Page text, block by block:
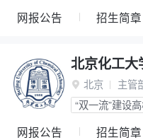
网报公告 招生简章
北京化工大
 北京 主管
“双一流”建设
网报公告 招生简章